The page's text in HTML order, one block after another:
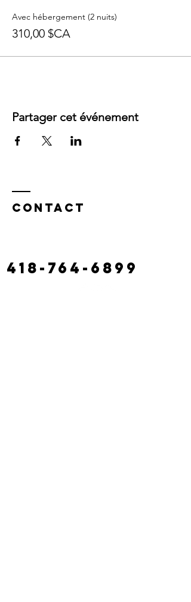
Avec hébergement (2 nuits)
310,00 $CA
Partager cet événement
Contact
418-764-6899